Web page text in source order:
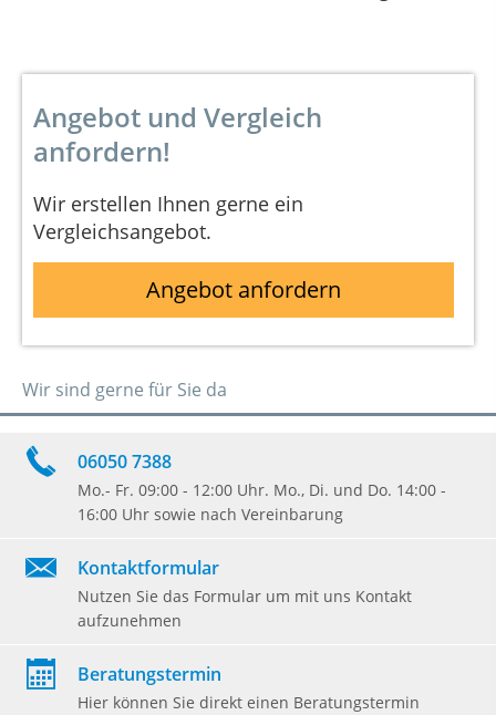
Angebot und Vergleich
anfordern!
Wir erstellen Ihnen gerne ein
Vergleichsangebot.
Angebot anfordern
Wir sind gerne für Sie da
06050 7388
Mo.- Fr. 09:00 - 12:00 Uhr. Mo., Di. und Do. 14:00 -
16:00 Uhr sowie nach Vereinbarung
Kontaktformular
Nutzen Sie das Formular um mit uns Kontakt
aufzunehmen
Beratungstermin
Hier können Sie direkt einen Beratungstermin